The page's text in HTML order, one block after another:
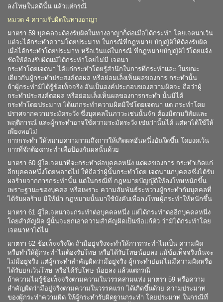
ลงโทษในคดีนั้น แล้วแต่กรณี
หมวด 4 ความรับผิดในทางอาญา
มาตรา 59 บุคคลจะต้องรับผิดในทางอาญาก็ต่อเมื่อได้กระทำ โดยเจตนาเว้น
แต่จะได้กระทำความโดยประมาท ในกรณีที่กฎหมาย บัญญัติให้ต้องรับผิด
เมื่อได้กระทำโดยประมาท หรือเว้นแต่ในกรณี ที่กฎหมายบัญญัติไว้โดยแจ้ง
ชัดให้ต้องรับผิดแม้ได้กระทำโดยไม่มี เจตนา
กระทำโดยเจตนา ได้แก่กระทำโดยรู้สำนึกในการที่กระทำและ ในขณะ
เดียวกันผู้กระทำประสงค์ต่อผล หรือย่อมเล็งเห็นผลของการ กระทำนั้น
ถ้าผู้กระทำมิได้รู้ข้อเท็จจริง อันเป็นองค์ประกอบของความผิดจะ ถือว่าผู้
กระทำประสงค์ต่อผล หรือย่อมเล็งเห็นผลของการกระทำ นั้นมิได้
กระทำโดยประมาท ได้แก่กระทำความผิดมิใช่โดยเจตนา แต่ กระทำโดย
ปราศจากความระมัดระวัง ซึ่งบุคคลในภาวะเช่นนั้นจัก ต้องมีตามวิสัยและ
พฤติการณ์ และผู้กระทำอาจใช้ความระมัดระวัง เช่นว่านั้นได้ แต่หาได้ใช้ให้
เพียงพอไม่
การกระทำ ให้หมายความรวมถึงการให้เกิดผลอันหนึ่งอันใดขึ้น โดยงดเว้น
การที่จักต้องกระทำเพื่อป้องกันผลนั้นด้วย
มาตรา 60 ผู้ใดเจตนาที่จะกระทำต่อบุคคลหนึ่ง แต่ผลของการ กระทำเกิดแก่
อีกบุคคลหนึ่งโดยพลาดไป ให้ถือว่าผู้นั้นกระทำโดย เจตนาแก่บุคคลซึ่งได้รับ
ผลร้ายจากการกระทำนั้น แต่ในกรณีที่ กฎหมายบัญญัติให้ลงโทษหนักขึ้น
เพราะฐานะของบุคคล หรือเพราะ ความสัมพันธ์ระหว่างผู้กระทำกับบุคคลที่
ได้รับผลร้าย มิให้นำ กฎหมายนั้นมาใช้บังคับเพื่อลงโทษผู้กระทำให้หนักขึ้น
มาตรา 61 ผู้ใดเจตนาจะกระทำต่อบุคคลหนึ่ง แต่ได้กระทำต่ออีกบุคคลหนึ่ง
โดยสำคัญผิด ผู้นั้นจะยกเอาความสำคัญผิดเป็นข้อแก้ตัว ว่ามิได้กระทำโดย
เจตนาหาได้ไม่
มาตรา 62 ข้อเท็จจริงใด ถ้ามีอยู่จริงจะทำให้การกระทำไม่เป็น ความผิด
หรือทำให้ผู้กระทำไม่ต้องรับโทษ หรือได้รับโทษน้อยลง แม้ข้อเท็จจริงนั้นจะ
ไม่มีอยู่จริง แต่ผู้กระทำสำคัญผิดว่ามีอยู่จริง ผู้กระทำย่อมไม่มีความผิดหรือ
ได้รับยกเว้นโทษ หรือได้รับโทษ น้อยลง แล้วแต่กรณี
ถ้าความไม่รู้ข้อเท็จจริงตามความในวรรคสามแห่ง มาตรา 59 หรือความ
สำคัญผิดว่ามีอยู่จริงตามความในวรรคแรก ได้เกิดขึ้นด้วย ความประมาท
ของผู้กระทำความผิด ให้ผู้กระทำรับผิดฐานกระทำ โดยประมาท ในกรณีที่